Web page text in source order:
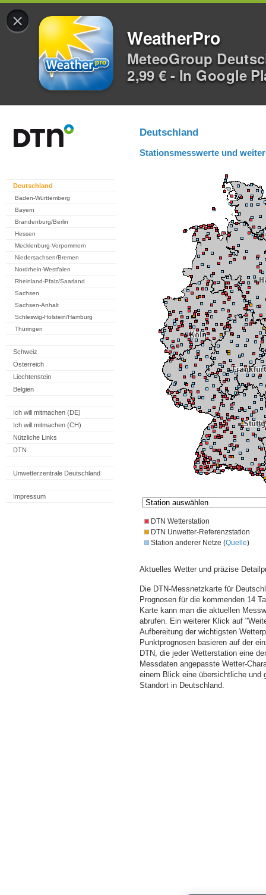
×
WeatherPro
MeteoGroup
2,99 € - In Google
Deutschland
Baden-Württemberg
Bayern
Brandenburg/Berlin
Hessen
Mecklenburg-Vorpommern
Niedersachsen/Bremen
Nordrhein-Westfalen
Rheinland-Pfalz/Saarland
Sachsen
Sachsen-Anhalt
Schleswig-Holstein/Hamburg
Thüringen
Schweiz
Österreich
Liechtenstein
Belgien
Ich will mitmachen (DE)
Ich will mitmachen (CH)
Nützliche Links
DTN
Unwetterzentrale Deutschland
Impressum
Deutschland
Stationsmesswerte und
DTN Wetterstation
DTN Unwetter-Referenzstation
Station anderer Netze (Quelle)
Aktuelles Wetter und präzise
Die DTN-Messnetzkarte für
Prognosen für die kommenden 14
Karte kann man die aktuellen
abrufen. Ein weiterer Klick auf
Aufbereitung der wichtigsten
Punktprognosen basieren auf der
DTN, die jeder Wetterstation eine
Messdaten angepasste Wetter-
einem Blick eine übersichtliche und
Standort in Deutschland.